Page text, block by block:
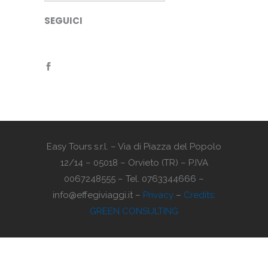
SEGUICI
Easy Tours s.r.l. – Via di Piazza del Popolo
12/14 – 05018 – Orvieto (TR) – P.IVA
0067248555 – Tel. 0763344666 –
info@effegiviaggi.it – Privacy – Credits:
GREEN CONSULTING